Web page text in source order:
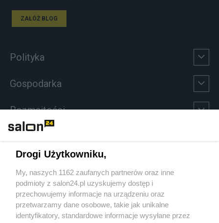
ZAŁÓŻ BLOG
Polityka
Gospodarka
Rozmaitości
Sport
Społeczeństwo
Kultura
Drogi Użytkowniku,
My, naszych 1162 zaufanych partnerów oraz inne
podmioty z salon24.pl uzyskujemy dostęp i
przechowujemy informacje na urządzeniu oraz
przetwarzamy dane osobowe, takie jak unikalne
identyfikatory, standardowe informacje wysyłane przez